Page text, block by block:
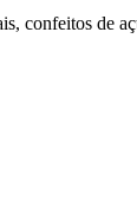
confeitos de